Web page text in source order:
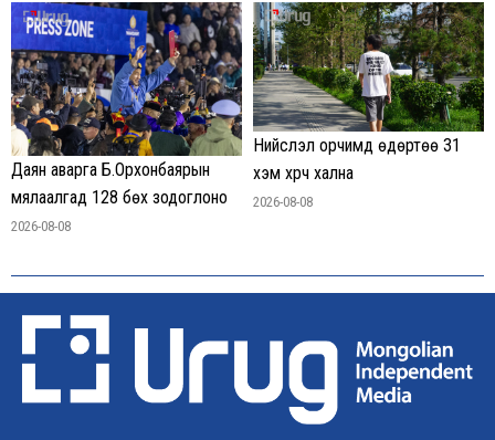
Даян аварга Б.Орхонбаярын
мялаалгад 128 бөх зодоглоно
2026-08-08
Нийслэл орчимд өдөртөө 31
хэм хүрч хална
2026-08-08